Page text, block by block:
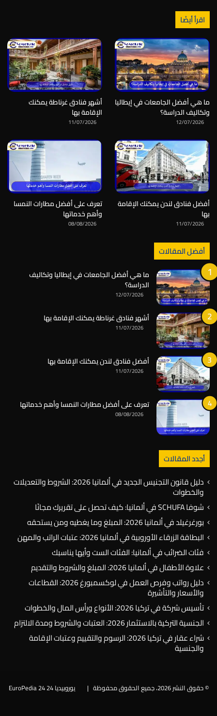
اقرأ أيضًا
ما هي أفضل الجامعات في إيطاليا
وتكاليف الدراسة؟
12/07/2026
أشهر فنادق غرناطة يمكنك
الإقامة بها
11/07/2026
أفضل فنادق لندن يمكنك الإقامة
بها
11/07/2026
تعرف على أفضل مطارات النمسا
وأهم خدماتها
08/08/2026
أفضل المقالات
ما هي أفضل الجامعات في إيطاليا وتكاليف
الدراسة؟
12/07/2026
أشهر فنادق غرناطة يمكنك الإقامة بها
11/07/2026
أفضل فنادق لندن يمكنك الإقامة بها
11/07/2026
تعرف على أفضل مطارات النمسا وأهم خدماتها
08/08/2026
أجدد المقالات
دليل قانون التجنيس الجديد في ألمانيا 2026: الشروط والتعديلات
والخطوات
شوفا SCHUFA في ألمانيا: كيف تحصل على تقريرك مجانًا
بورغرغيلد في ألمانيا 2026: المبلغ وما يغطيه ومن يستحقه
البطاقة الزرقاء الأوروبية في ألمانيا 2026: عتبات الراتب والمهن
فئات الضرائب في ألمانيا: الفئات الست وأيها يناسبك
علاوة الأطفال في ألمانيا 2026: المبلغ والشروط والتقديم
دليل رواتب وفرص العمل في لوكسمبورغ 2026: القطاعات
والأسعار والتأشيرة
تأسيس شركة في تركيا 2026: الأنواع ورأس المال والخطوات
الجنسية التركية بالاستثمار 2026: العتبات والشروط ومدة الالتزام
شراء عقار في تركيا 2026: الرسوم والتقييم وعتبات الإقامة
والجنسية
© حقوق النشر 2026، جميع الحقوق محفوظة | يوروبيديا 24 EuroPedia 24